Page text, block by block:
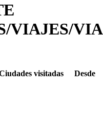
VIAJES/
visitadas Desde